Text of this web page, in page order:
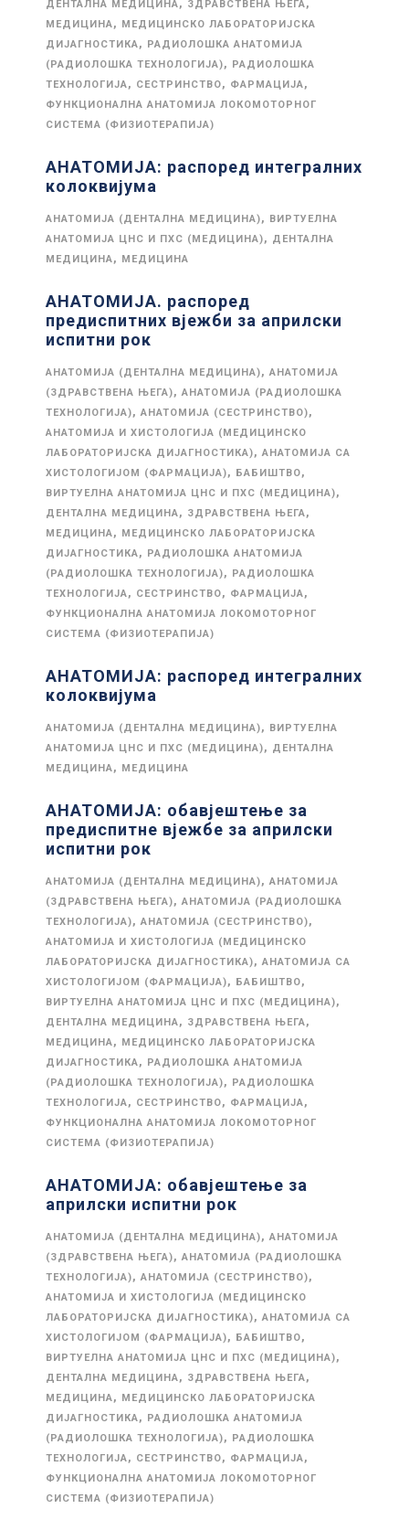
ДЕНТАЛНА МЕДИЦИНА, ЗДРАВСТВЕНА ЊЕГА,
МЕДИЦИНА, МЕДИЦИНСКО ЛАБОРАТОРИЈСКА
ДИЈАГНОСТИКА, РАДИОЛОШКА АНАТОМИЈА
(РАДИОЛОШКА ТЕХНОЛОГИЈА), РАДИОЛОШКА
ТЕХНОЛОГИЈА, СЕСТРИНСТВО, ФАРМАЦИЈА,
ФУНКЦИОНАЛНА АНАТОМИЈА ЛОКОМОТОРНОГ
СИСТЕМА (ФИЗИОТЕРАПИЈА)
АНАТОМИЈА: распоред интегралних
колоквијума
АНАТОМИЈА (ДЕНТАЛНА МЕДИЦИНА), ВИРТУЕЛНА
АНАТОМИЈА ЦНС И ПХС (МЕДИЦИНА), ДЕНТАЛНА
МЕДИЦИНА, МЕДИЦИНА
АНАТОМИЈА. распоред
предиспитних вјежби за априлски
испитни рок
АНАТОМИЈА (ДЕНТАЛНА МЕДИЦИНА), АНАТОМИЈА
(ЗДРАВСТВЕНА ЊЕГА), АНАТОМИЈА (РАДИОЛОШКА
ТЕХНОЛОГИЈА), АНАТОМИЈА (СЕСТРИНСТВО),
АНАТОМИЈА И ХИСТОЛОГИЈА (МЕДИЦИНСКО
ЛАБОРАТОРИЈСКА ДИЈАГНОСТИКА), АНАТОМИЈА СА
ХИСТОЛОГИЈОМ (ФАРМАЦИЈА), БАБИШТВО,
ВИРТУЕЛНА АНАТОМИЈА ЦНС И ПХС (МЕДИЦИНА),
ДЕНТАЛНА МЕДИЦИНА, ЗДРАВСТВЕНА ЊЕГА,
МЕДИЦИНА, МЕДИЦИНСКО ЛАБОРАТОРИЈСКА
ДИЈАГНОСТИКА, РАДИОЛОШКА АНАТОМИЈА
(РАДИОЛОШКА ТЕХНОЛОГИЈА), РАДИОЛОШКА
ТЕХНОЛОГИЈА, СЕСТРИНСТВО, ФАРМАЦИЈА,
ФУНКЦИОНАЛНА АНАТОМИЈА ЛОКОМОТОРНОГ
СИСТЕМА (ФИЗИОТЕРАПИЈА)
АНАТОМИЈА: распоред интегралних
колоквијума
АНАТОМИЈА (ДЕНТАЛНА МЕДИЦИНА), ВИРТУЕЛНА
АНАТОМИЈА ЦНС И ПХС (МЕДИЦИНА), ДЕНТАЛНА
МЕДИЦИНА, МЕДИЦИНА
АНАТОМИЈА: обавјештење за
предиспитне вјежбе за априлски
испитни рок
АНАТОМИЈА (ДЕНТАЛНА МЕДИЦИНА), АНАТОМИЈА
(ЗДРАВСТВЕНА ЊЕГА), АНАТОМИЈА (РАДИОЛОШКА
ТЕХНОЛОГИЈА), АНАТОМИЈА (СЕСТРИНСТВО),
АНАТОМИЈА И ХИСТОЛОГИЈА (МЕДИЦИНСКО
ЛАБОРАТОРИЈСКА ДИЈАГНОСТИКА), АНАТОМИЈА СА
ХИСТОЛОГИЈОМ (ФАРМАЦИЈА), БАБИШТВО,
ВИРТУЕЛНА АНАТОМИЈА ЦНС И ПХС (МЕДИЦИНА),
ДЕНТАЛНА МЕДИЦИНА, ЗДРАВСТВЕНА ЊЕГА,
МЕДИЦИНА, МЕДИЦИНСКО ЛАБОРАТОРИЈСКА
ДИЈАГНОСТИКА, РАДИОЛОШКА АНАТОМИЈА
(РАДИОЛОШКА ТЕХНОЛОГИЈА), РАДИОЛОШКА
ТЕХНОЛОГИЈА, СЕСТРИНСТВО, ФАРМАЦИЈА,
ФУНКЦИОНАЛНА АНАТОМИЈА ЛОКОМОТОРНОГ
СИСТЕМА (ФИЗИОТЕРАПИЈА)
АНАТОМИЈА: обавјештење за
априлски испитни рок
АНАТОМИЈА (ДЕНТАЛНА МЕДИЦИНА), АНАТОМИЈА
(ЗДРАВСТВЕНА ЊЕГА), АНАТОМИЈА (РАДИОЛОШКА
ТЕХНОЛОГИЈА), АНАТОМИЈА (СЕСТРИНСТВО),
АНАТОМИЈА И ХИСТОЛОГИЈА (МЕДИЦИНСКО
ЛАБОРАТОРИЈСКА ДИЈАГНОСТИКА), АНАТОМИЈА СА
ХИСТОЛОГИЈОМ (ФАРМАЦИЈА), БАБИШТВО,
ВИРТУЕЛНА АНАТОМИЈА ЦНС И ПХС (МЕДИЦИНА),
ДЕНТАЛНА МЕДИЦИНА, ЗДРАВСТВЕНА ЊЕГА,
МЕДИЦИНА, МЕДИЦИНСКО ЛАБОРАТОРИЈСКА
ДИЈАГНОСТИКА, РАДИОЛОШКА АНАТОМИЈА
(РАДИОЛОШКА ТЕХНОЛОГИЈА), РАДИОЛОШКА
ТЕХНОЛОГИЈА, СЕСТРИНСТВО, ФАРМАЦИЈА,
ФУНКЦИОНАЛНА АНАТОМИЈА ЛОКОМОТОРНОГ
СИСТЕМА (ФИЗИОТЕРАПИЈА)